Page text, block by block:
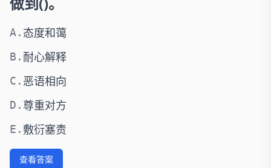
A. 态度和蔼
B.耐心解释
C. 恶语相向
D.尊重对方
E.敷衍塞责
查看答案